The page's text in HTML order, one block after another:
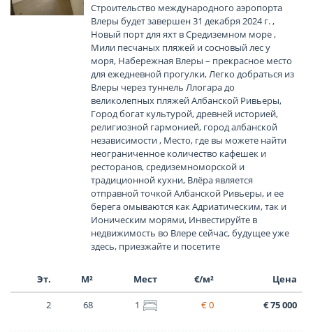
Строительство международного аэропорта
Влеры будет завершен 31 декабря 2024 г. ,
Новый порт для яхт в Средиземном море ,
Мили песчаных пляжей и сосновый лес у
моря, Набережная Влеры – прекрасное место
для ежедневной прогулки, Легко добраться из
Влеры через туннель Ллогара до
великолепных пляжей Албанской Ривьеры,
Город богат культурой, древней историей,
религиозной гармонией, город албанской
независимости , Место, где вы можете найти
неограниченное количество кафешек и
ресторанов, средиземноморской и
традиционной кухни, Влёра является
отправной точкой Албанской Ривьеры, и ее
берега омываются как Адриатическим, так и
Ионическим морями, Инвестируйте в
недвижимость во Влере сейчас, будущее уже
здесь, приезжайте и посетите
Эт. М² Мест €/м² Цена
2 68 1 € 0 € 75 000